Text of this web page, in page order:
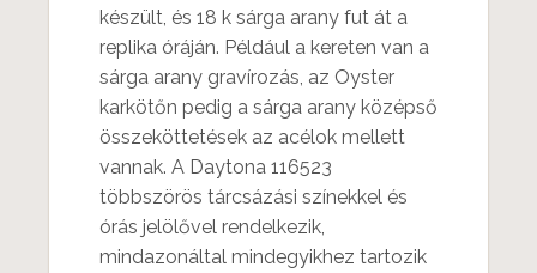
készült, és 18 k sárga arany fut át a
replika óráján. Például a kereten van a
sárga arany gravírozás, az Oyster
karkötőn pedig a sárga arany középső
összeköttetések az acélok mellett
vannak. A Daytona 116523
többszörös tárcsázási színekkel és
órás jelölővel rendelkezik,
mindazonáltal mindegyikhez tartozik